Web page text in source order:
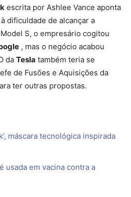
escrita por Ashlee Vance aponta
dificuldade de alcançar a
S, o empresário cogitou
, mas o negócio acabou
da Tesla também teria se
de Fusões e Aquisições da
ter outras propostas.
máscara tecnológica inspirada
usada em vacina contra a